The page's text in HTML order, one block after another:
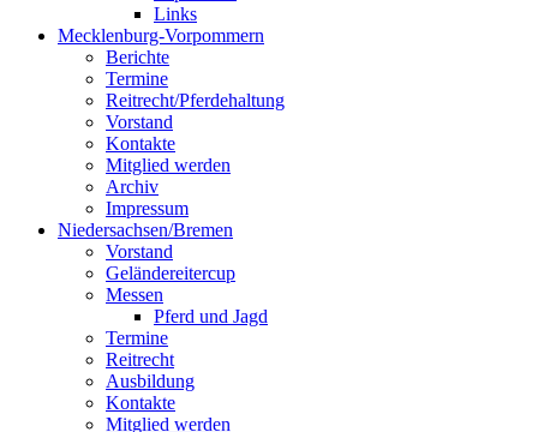
Links
Mecklenburg-Vorpommern
Berichte
Termine
Reitrecht/Pferdehaltung
Vorstand
Kontakte
Mitglied werden
Archiv
Impressum
Niedersachsen/Bremen
Vorstand
Geländereitercup
Messen
Pferd und Jagd
Termine
Reitrecht
Ausbildung
Kontakte
Mitglied werden